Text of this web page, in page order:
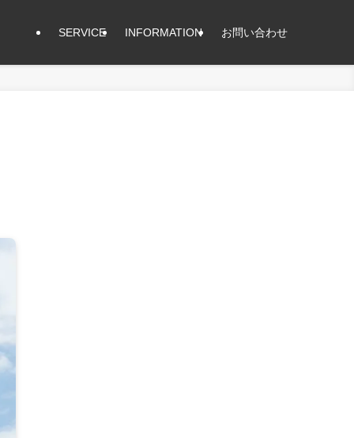
SERVICE INFORMATION お問い合わせ